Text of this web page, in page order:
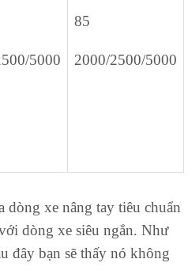
5000
85
2000/2500/5000
dòng xe nâng tay tiêu chuẩn
dòng xe siêu ngắn. Như
đây bạn sẽ thấy nó không